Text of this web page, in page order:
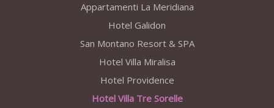
Appartamenti La Meridiana
Hotel Galidon
San Montano Resort & SPA
Hotel Villa Miralisa
Hotel Providence
Hotel Villa Tre Sorelle